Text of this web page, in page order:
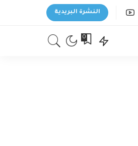
النشرة البريدية
0